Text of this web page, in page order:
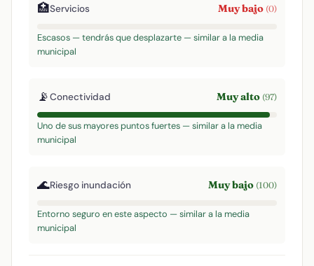
🏥Servicios Muy bajo (0)
Escasos — tendrás que desplazarte — similar a la media
municipal
📡Conectividad Muy alto (97)
Uno de sus mayores puntos fuertes — similar a la media
municipal
🌊Riesgo inundación Muy bajo (100)
Entorno seguro en este aspecto — similar a la media
municipal